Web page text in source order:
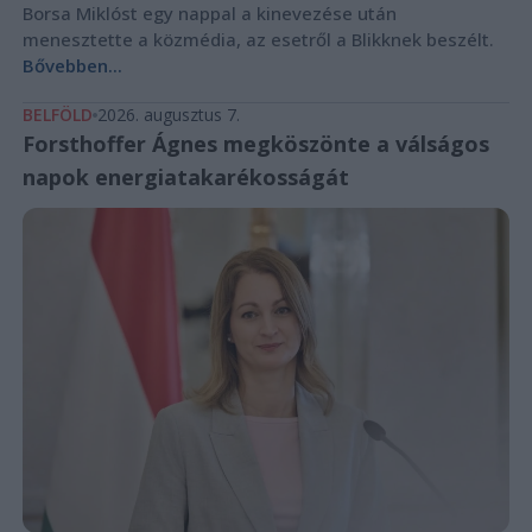
Borsa Miklóst egy nappal a kinevezése után
menesztette a közmédia, az esetről a Blikknek beszélt.
Bővebben...
BELFÖLD 2026. augusztus 7.
Forsthoffer Ágnes megköszönte a válságos
napok energiatakarékosságát